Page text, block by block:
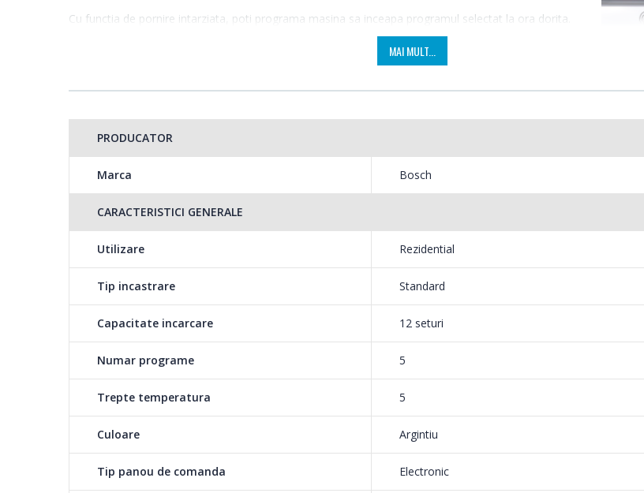
Cu functia de pornire intarziata, poti programa masina sa inceapa programul selectat la ora dorita.
Aceasta optiune iti permite sa utilizezi masina in mod confortabil, la orice ora in timpul zilei, in
timpul orelor de lucru sau in timpul noptii. Dupa pornirea programului, displayul indica exact timpul
Multumita sistemului Rackmatic triplu, inaltimea cosului superior poate fi
Si poti face acest lucru cand este incarcat complet. Aceasta inseamna chiar
Consumul de apa, temperatura apei si timpul de clatire sunt ajustate exact pentru a corespunde
timp, apa si energie.
Rezultate optime de spalare si uscare de pana la 3 ori mai rapid cu optiunea
Utilizeaza optiunea VarioSpeed Plus pentru a spala si usca vasele in cel mai
programului este redusa cu pana la 66%, cu pastrarea eficientei de
MAI MULT...
PRODUCATOR
Marca Bosch
CARACTERISTICI GENERALE
Utilizare Rezidential
Tip incastrare Standard
Capacitate incarcare 12 seturi
Numar programe 5
Trepte temperatura 5
Culoare Argintiu
Tip panou de comanda Electronic
Fierbator electric cu
-21%
Bosch ...
549,00 Lei
Masina de tocat carne